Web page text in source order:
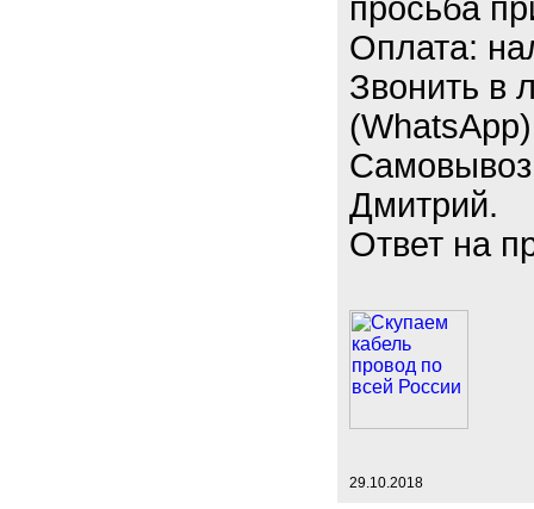
просьба
Оплата:
Звонить в
(WhatsApp)
Дмитрий.
Ответ на
29.10.2018